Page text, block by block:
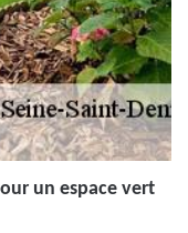
un espace vert